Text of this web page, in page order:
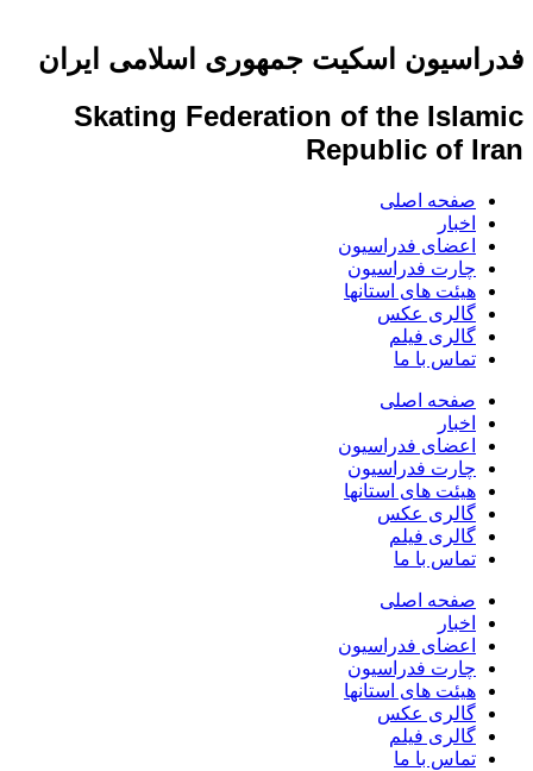
فدراسیون اسکیت جمهوری اسلامی ایران
Skating Federation of the Islamic
Republic of Iran
صفحه اصلی
اخبار
اعضای فدراسیون
چارت فدراسیون
هیئت های استانها
گالری عکس
گالری فیلم
تماس با ما
صفحه اصلی
اخبار
اعضای فدراسیون
چارت فدراسیون
هیئت های استانها
گالری عکس
گالری فیلم
تماس با ما
صفحه اصلی
اخبار
اعضای فدراسیون
چارت فدراسیون
هیئت های استانها
گالری عکس
گالری فیلم
تماس با ما